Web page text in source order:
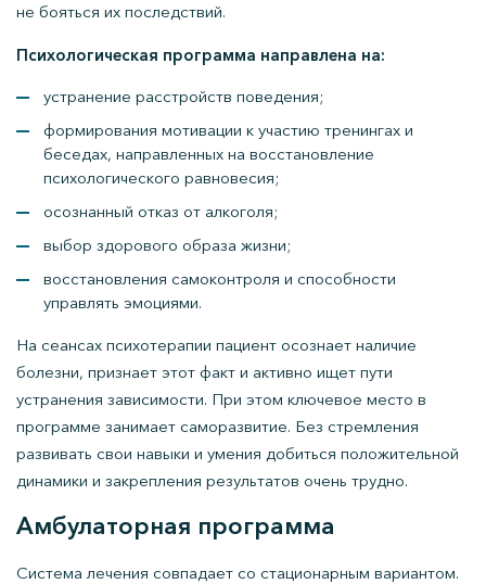
не бояться их последствий.
Психологическая программа направлена на:
устранение расстройств поведения;
формирования мотивации к участию тренингах и
беседах, направленных на восстановление
психологического равновесия;
осознанный отказ от алкоголя;
выбор здорового образа жизни;
восстановления самоконтроля и способности
управлять эмоциями.
На сеансах психотерапии пациент осознает наличие
болезни, признает этот факт и активно ищет пути
устранения зависимости. При этом ключевое место в
программе занимает саморазвитие. Без стремления
развивать свои навыки и умения добиться положительной
динамики и закрепления результатов очень трудно.
Амбулаторная программа
Система лечения совпадает со стационарным вариантом.